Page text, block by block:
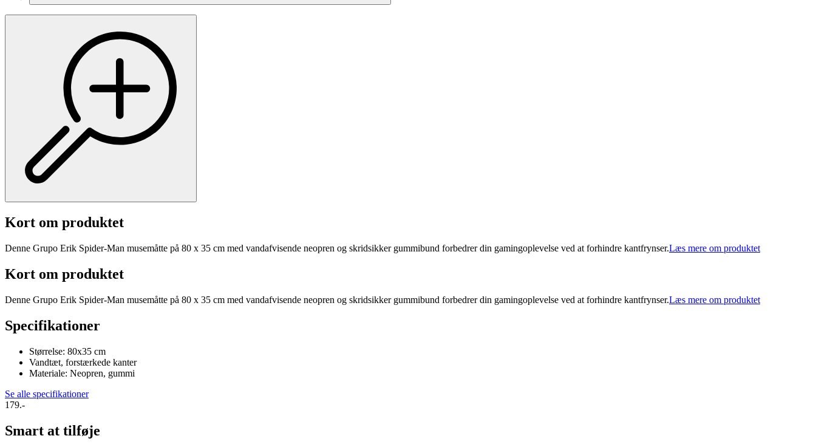
Kort om produktet
Denne Grupo Erik Spider-Man musemåtte på 80 x 35 cm med vandafvisende neopren og skridsikker gummibund forbedrer din gamingoplevelse ved at forhindre kantfrynser.Læs mere om produktet
Kort om produktet
Denne Grupo Erik Spider-Man musemåtte på 80 x 35 cm med vandafvisende neopren og skridsikker gummibund forbedrer din gamingoplevelse ved at forhindre kantfrynser.Læs mere om produktet
Specifikationer
Størrelse: 80x35 cm
Vandtæt, forstærkede kanter
Materiale: Neopren, gummi
Se alle specifikationer
179.-
Smart at tilføje